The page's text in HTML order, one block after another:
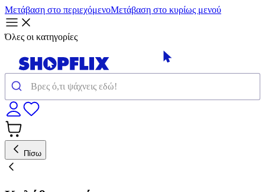
Μετάβαση στο περιεχόμενοΜετάβαση στο κυρίως μενού
Όλες οι κατηγορίες
Πίσω